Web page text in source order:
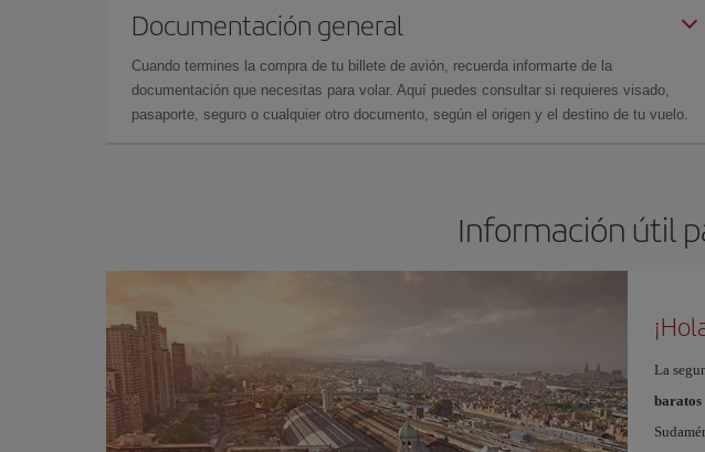
Documentación general
Cuando termines la compra de tu billete de avión, recuerda informarte de la
documentación que necesitas para volar. Aquí puedes consultar si requieres visado,
pasaporte, seguro o cualquier otro documento, según el origen y el destino de tu vuelo.
Información útil
La
baratos